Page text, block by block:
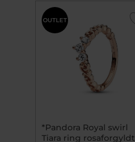
OUTLET
*Pandora Royal swirl
Tiara ring rosaforgyldt